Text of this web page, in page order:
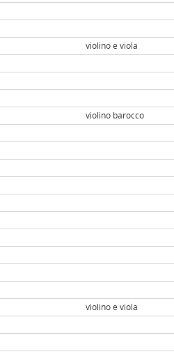
violino e viola
violino barocco
violino e viola